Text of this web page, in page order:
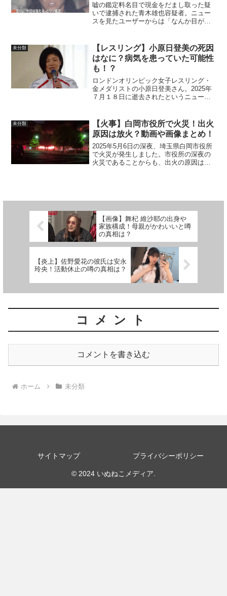
嘘の鑑定料名目で現金をだまし取った疑
いで逮捕された青木雄也容疑者。ニュー
スを見たユーザーからは「なんか目が怖
では青木雄也容疑者は整形？整形で顔が
変と言われる３つの理由青木...
未分類
【レスリング】小原日登美の死因
はなに？病気を患っていた可能性
も！？
ロンドンオリンピック女子レスリング・
金メダリストの小原日登美さん。2025年
７月１８日に逝去されたというニュース
った？」「病気を患っていたの？」と疑
問に思う声が多く集ま...
未分類
【火事】白岡市役所で火災！出火
原因は放火？動画や画像まとめ！
2025年5月6日の深夜、埼玉県白岡市役所
で火災が発生しました。市役所の深夜の
火災であることからも、出火の原因は何
【画像】舞杞 維沙耶の出身や
家族構成！母親がかわいいと噂
の真相は？
【炎上】佐野愛花の彼氏は安永
玲央！活動休止の噂の真相は？
コメント
コメントを書き込む
ホーム 未分類
サイトマップ プライバシーポリシー
© 2024 いぬねこメディア.